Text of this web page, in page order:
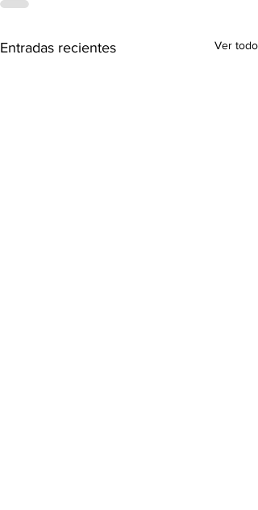
Entradas recientes Ver todo